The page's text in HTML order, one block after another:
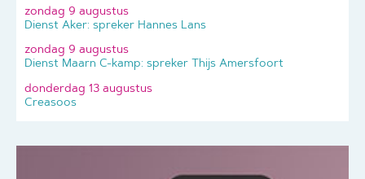
zondag 9 augustus
Dienst Aker: spreker Hannes Lans
zondag 9 augustus
Dienst Maarn C-kamp: spreker Thijs Amersfoort
donderdag 13 augustus
Creasoos